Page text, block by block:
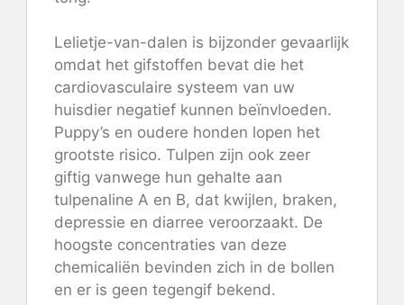
Lelietje-van-dalen is bijzonder gevaarlijk
omdat het gifstoffen bevat die het
cardiovasculaire systeem van uw
huisdier negatief kunnen beïnvloeden.
Puppy’s en oudere honden lopen het
grootste risico. Tulpen zijn ook zeer
giftig vanwege hun gehalte aan
tulpenaline A en B, dat kwijlen, braken,
depressie en diarree veroorzaakt. De
hoogste concentraties van deze
chemicaliën bevinden zich in de bollen
en er is geen tegengif bekend.